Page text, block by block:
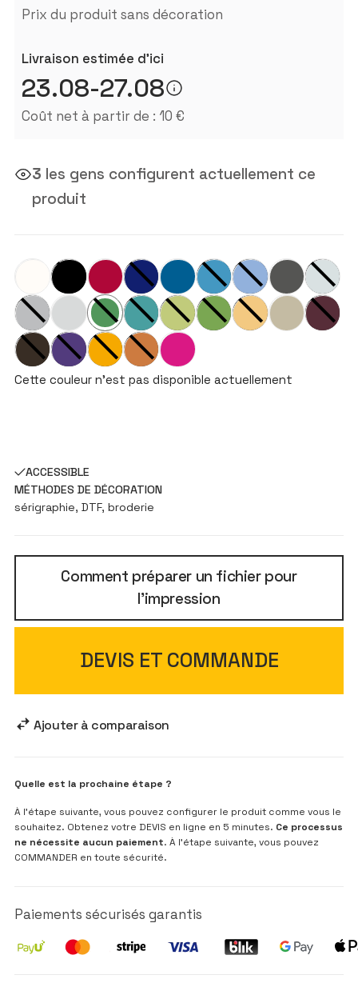
Prix ​​du produit sans décoration
Livraison estimée d'ici
23.08-27.08
Coût net à partir de : 10 €
3 les gens configurent actuellement ce
produit
Cette couleur n'est pas disponible actuellement
ACCESSIBLE
MÉTHODES DE DÉCORATION
sérigraphie, DTF, broderie
Comment préparer un fichier pour
l'impression
DEVIS ET COMMANDE
Ajouter à comparaison
Quelle est la prochaine étape ?
À l’étape suivante, vous pouvez configurer le produit comme vous le
souhaitez. Obtenez votre DEVIS en ligne en 5 minutes. Ce processus
ne nécessite aucun paiement. À l’étape suivante, vous pouvez
COMMANDER en toute sécurité.
Paiements sécurisés garantis